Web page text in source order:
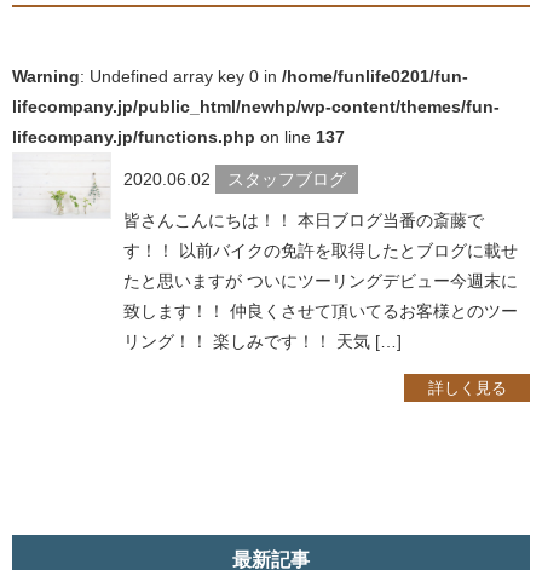
Warning: Undefined array key 0 in /home/funlife0201/fun-
lifecompany.jp/public_html/newhp/wp-content/themes/fun-
lifecompany.jp/functions.php on line 137
2020.06.02 スタッフブログ
皆さんこんにちは！！ 本日ブログ当番の斎藤で
す！！ 以前バイクの免許を取得したとブログに載せ
たと思いますが ついにツーリングデビュー今週末に
致します！！ 仲良くさせて頂いてるお客様とのツー
リング！！ 楽しみです！！ 天気 […]
詳しく見る
最新記事